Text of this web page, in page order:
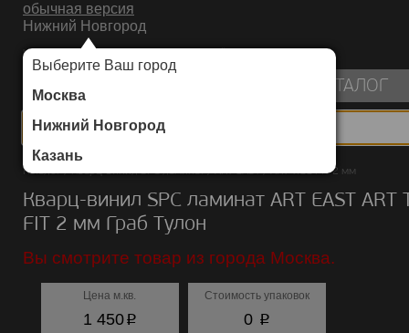
обычная версия
Нижний Новгород
Выберите Ваш город
Москва
Нижний Новгород
Казань
ИНТЕРНЕТ-МАГАЗИН НАПОЛЬНЫХ ПОКРЫТИЙ
КАТАЛОГ
Каталог/Кварц-винил SPC ламинат/ART EAST/ART TILE FIT 2 мм
Кварц-винил SPC ламинат ART EAST ART
FIT 2 мм Граб Тулон
Вы смотрите товар из города Москва.
Цена м.кв.
1 450p
Стоимость упаковок
0 p